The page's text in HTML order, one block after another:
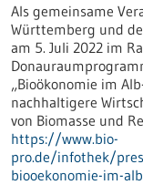
Als gemeinsame
Württemberg und
am 5. Juli 2022 im
„Bioökonomie im
nachhaltigere
von Biomasse und
https://www.bio-
pro.de/infothek/
biooekonomie-im-